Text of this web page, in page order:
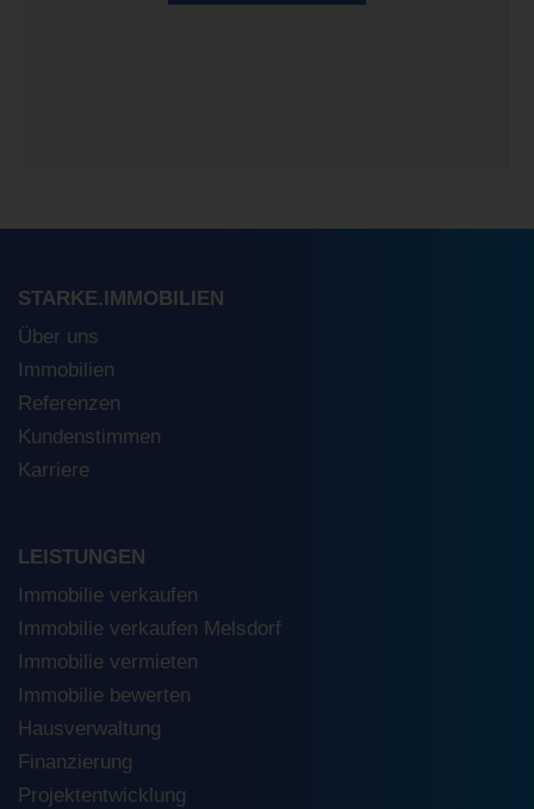
STARKE.IMMOBILIEN
Über uns
Immobilien
Referenzen
Kundenstimmen
Karriere
LEISTUNGEN
Immobilie verkaufen
Immobilie verkaufen Melsdorf
Immobilie vermieten
Immobilie bewerten
Hausverwaltung
Finanzierung
Projektentwicklung